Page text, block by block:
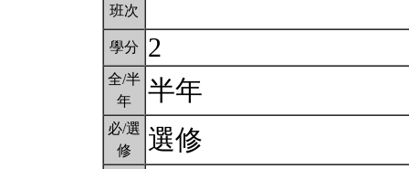
班次
學分 2
全/半
年
半年
必/選
修
選修